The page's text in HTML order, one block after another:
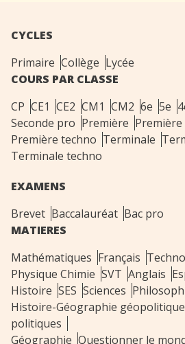
CYCLES
Primaire Collège Lycée
COURS PAR CLASSE
CP CE1 CE2 CM1 CM2 6e 5e
Seconde pro Première
Première techno Terminale
Terminale techno
EXAMENS
Brevet Baccalauréat Bac pro
MATIERES
Mathématiques Français
Physique Chimie SVT Anglais
Histoire SES Sciences
Histoire-Géographie
politiques
Géographie Questionner le